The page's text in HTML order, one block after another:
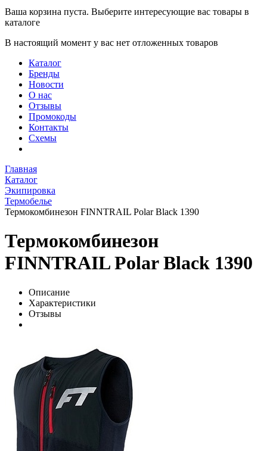
Ваша корзина пуста. Выберите интересующие вас товары в
каталоге
В настоящий момент у вас нет отложенных товаров
Каталог
Бренды
Новости
О нас
Отзывы
Промокоды
Контакты
Схемы
Главная
Каталог
Экипировка
Термобелье
Термокомбинезон FINNTRAIL Polar Black 1390
Термокомбинезон
FINNTRAIL Polar Black 1390
Описание
Характеристики
Отзывы